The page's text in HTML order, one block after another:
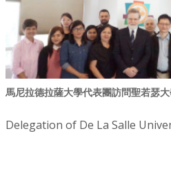
馬尼拉德拉薩大學代表團訪問聖若瑟
Delegation of De La Salle